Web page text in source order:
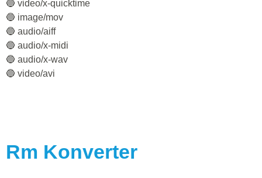
🔵 video/x-quicktime
🔵 image/mov
🔵 audio/aiff
🔵 audio/x-midi
🔵 audio/x-wav
🔵 video/avi
Rm Konverter